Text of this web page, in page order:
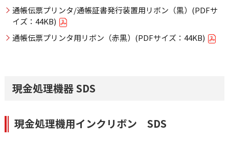
通帳伝票プリンタ/通帳証書発行装置用リボン（黒）(PDFサ
イズ：44KB)
通帳伝票プリンタ用リボン（赤黒）(PDFサイズ：44KB)
現金処理機器 SDS
現金処理機用インクリボン SDS